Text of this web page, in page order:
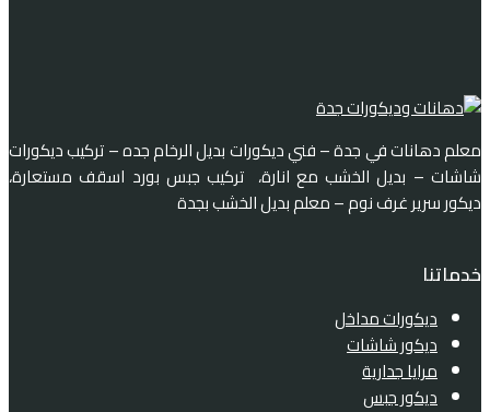
معلم دهانات في جدة – فني ديكورات بديل الرخام جده – تركيب ديكورات
شاشات – بديل الخشب مع انارة، تركيب جبس بورد اسقف مستعارة،
ديكور سرير غرف نوم – معلم بديل الخشب بجدة
خدماتنا
ديكورات مداخل
ديكور شاشات
مرايا جدارية
ديكور جبس